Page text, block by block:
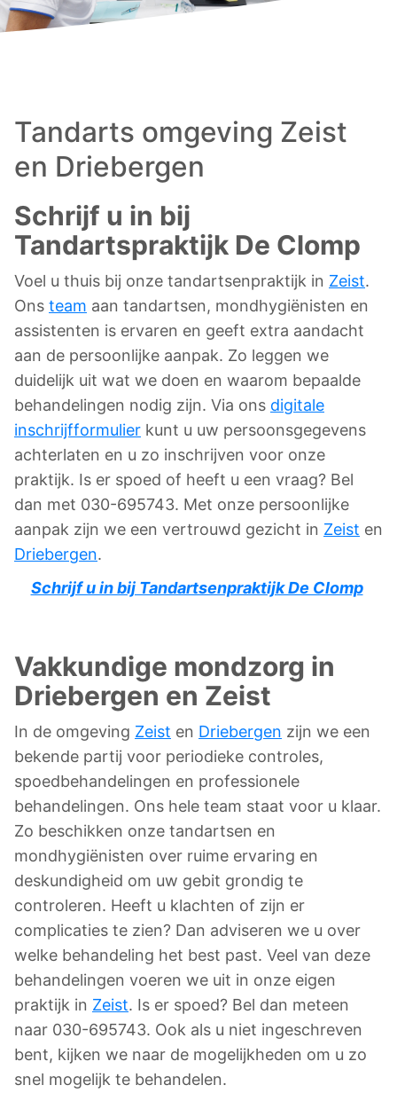
Tandarts omgeving Zeist
en Driebergen
Schrijf u in bij
Tandartspraktijk De Clomp
Voel u thuis bij onze tandartsenpraktijk in Zeist.
Ons team aan tandartsen, mondhygiënisten en
assistenten is ervaren en geeft extra aandacht
aan de persoonlijke aanpak. Zo leggen we
duidelijk uit wat we doen en waarom bepaalde
behandelingen nodig zijn. Via ons digitale
inschrijfformulier kunt u uw persoonsgegevens
achterlaten en u zo inschrijven voor onze
praktijk. Is er spoed of heeft u een vraag? Bel
dan met 030-695743. Met onze persoonlijke
aanpak zijn we een vertrouwd gezicht in Zeist en
Driebergen.
Schrijf u in bij Tandartsenpraktijk De Clomp
Vakkundige mondzorg in
Driebergen en Zeist
In de omgeving Zeist en Driebergen zijn we een
bekende partij voor periodieke controles,
spoedbehandelingen en professionele
behandelingen. Ons hele team staat voor u klaar.
Zo beschikken onze tandartsen en
mondhygiënisten over ruime ervaring en
deskundigheid om uw gebit grondig te
controleren. Heeft u klachten of zijn er
complicaties te zien? Dan adviseren we u over
welke behandeling het best past. Veel van deze
behandelingen voeren we uit in onze eigen
praktijk in Zeist. Is er spoed? Bel dan meteen
naar 030-695743. Ook als u niet ingeschreven
bent, kijken we naar de mogelijkheden om u zo
snel mogelijk te behandelen.